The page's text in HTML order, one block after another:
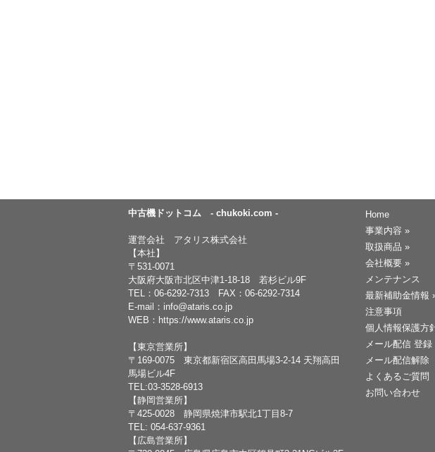
中古機ドットコム - chukoki.com -
運営会社 アタリス株式会社
【本社】
〒531-0071
大阪府大阪市北区中津1-18-18 若杉ビル9F
TEL： 06-6292-7313 FAX：06-6292-7314
E-mail： info@ataris.co.jp
WEB： https://www.ataris.co.jp
【東京営業所】
〒169-0075 東京都新宿区高田馬場3-2-14 天翔高田
馬場ビル4F
TEL:03-3528-6913
【静岡営業所】
〒425-0028 静岡県焼津市駅北1丁目8-7
TEL: 054-637-9361
【広島営業所】
Home
事業内容 »
取扱商品 »
会社概要 »
メンテナンス
最新補助金情報
注意事項
個人情報保護方
メール配信 登録
メール配信解除
よくあるご質問
お問い合わせ